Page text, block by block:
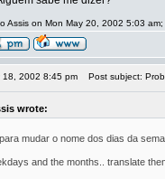
Assis on Mon May 20, 2002 5:03
18, 2002 8:45 pm Post subject:
wrote:
mudar o nome dos dias da
and the months.. translate